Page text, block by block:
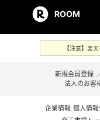
ROOM
【注意】楽
新規会員登録
法人のお客
企業情報 個人情